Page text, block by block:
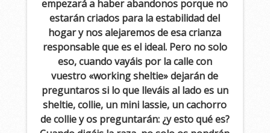
empezará a haber abandonos porque no
estarán criados para la estabilidad del
hogar y nos alejaremos de esa crianza
responsable que es el ideal. Pero no solo
eso, cuando vayáis por la calle con
vuestro «working sheltie» dejarán de
preguntaros si lo que lleváis al lado es un
sheltie, collie, un mini lassie, un cachorro
de collie y os preguntarán: ¿y esto qué es?